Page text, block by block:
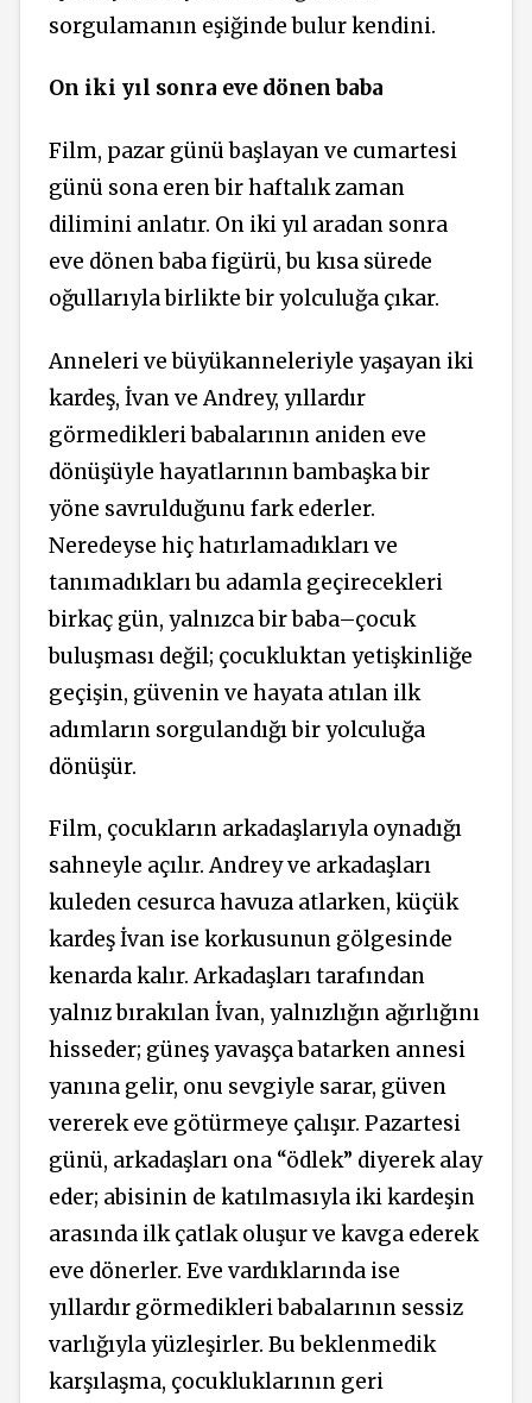
sorgulamanın eşiğinde bulur kendini.
On iki yıl sonra eve dönen baba
Film, pazar günü başlayan ve cumartesi
günü sona eren bir haftalık zaman
dilimini anlatır. On iki yıl aradan sonra
eve dönen baba figürü, bu kısa sürede
oğullarıyla birlikte bir yolculuğa çıkar.
Anneleri ve büyükanneleriyle yaşayan iki
kardeş, İvan ve Andrey, yıllardır
görmedikleri babalarının aniden eve
dönüşüyle hayatlarının bambaşka bir
yöne savrulduğunu fark ederler.
Neredeyse hiç hatırlamadıkları ve
tanımadıkları bu adamla geçirecekleri
birkaç gün, yalnızca bir baba–çocuk
buluşması değil; çocukluktan yetişkinliğe
geçişin, güvenin ve hayata atılan ilk
adımların sorgulandığı bir yolculuğa
dönüşür.
Film, çocukların arkadaşlarıyla oynadığı
sahneyle açılır. Andrey ve arkadaşları
kuleden cesurca havuza atlarken, küçük
kardeş İvan ise korkusunun gölgesinde
kenarda kalır. Arkadaşları tarafından
yalnız bırakılan İvan, yalnızlığın ağırlığını
hisseder; güneş yavaşça batarken annesi
yanına gelir, onu sevgiyle sarar, güven
vererek eve götürmeye çalışır. Pazartesi
günü, arkadaşları ona “ödlek” diyerek alay
eder; abisinin de katılmasıyla iki kardeşin
arasında ilk çatlak oluşur ve kavga ederek
eve dönerler. Eve vardıklarında ise
yıllardır görmedikleri babalarının sessiz
varlığıyla yüzleşirler. Bu beklenmedik
karşılaşma, çocukluklarının geri